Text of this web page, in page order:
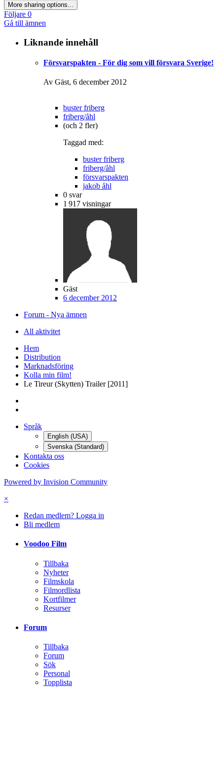
More sharing options...
Följare 0
Gå till ämnen
Liknande innehåll
Försvarspakten - För dig som vill försvara Sverige!
Av Gäst, 6 december 2012
buster friberg
friberg/åhl
(och 2 fler)
Taggad med:
buster friberg
friberg/åhl
försvarspakten
jakob åhl
0 svar
1 917 visningar
Gäst
6 december 2012
Forum - Nya ämnen
All aktivitet
Hem
Distribution
Marknadsföring
Kolla min film!
Le Tireur (Skytten) Trailer [2011]
Språk
English (USA)
Svenska (Standard)
Kontakta oss
Cookies
Powered by Invision Community
×
Redan medlem? Logga in
Bli medlem
Voodoo Film
Tillbaka
Nyheter
Filmskola
Filmordlista
Kortfilmer
Resurser
Forum
Tillbaka
Forum
Sök
Personal
Topplista